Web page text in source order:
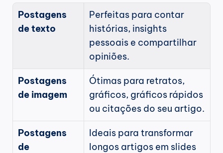
Postagens
de texto
Perfeitas para contar
histórias, insights
pessoais e compartilhar
opiniões.
Postagens
de imagem
Ótimas para retratos,
gráficos, gráficos rápidos
ou citações do seu artigo.
Postagens
de
Ideais para transformar
longos artigos em slides